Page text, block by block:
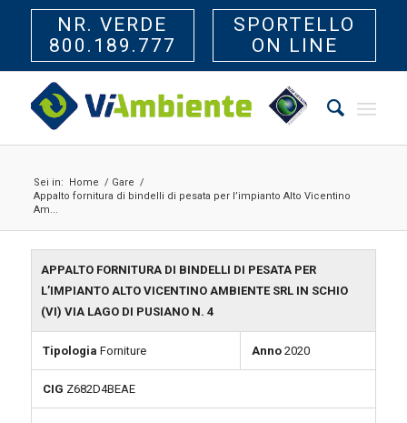
NR. VERDE
800.189.777
SPORTELLO
ON LINE
Sei in: Home / Gare /
Appalto fornitura di bindelli di pesata per l’impianto Alto Vicentino
Am...
APPALTO FORNITURA DI BINDELLI DI PESATA PER
L’IMPIANTO ALTO VICENTINO AMBIENTE SRL IN SCHIO
(VI) VIA LAGO DI PUSIANO N. 4
Tipologia Forniture Anno2020
CIG Z682D4BEAE